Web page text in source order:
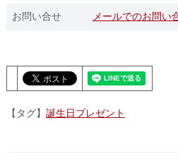
お問い合せ メールでのお問い
【タグ】 誕生日プレゼント